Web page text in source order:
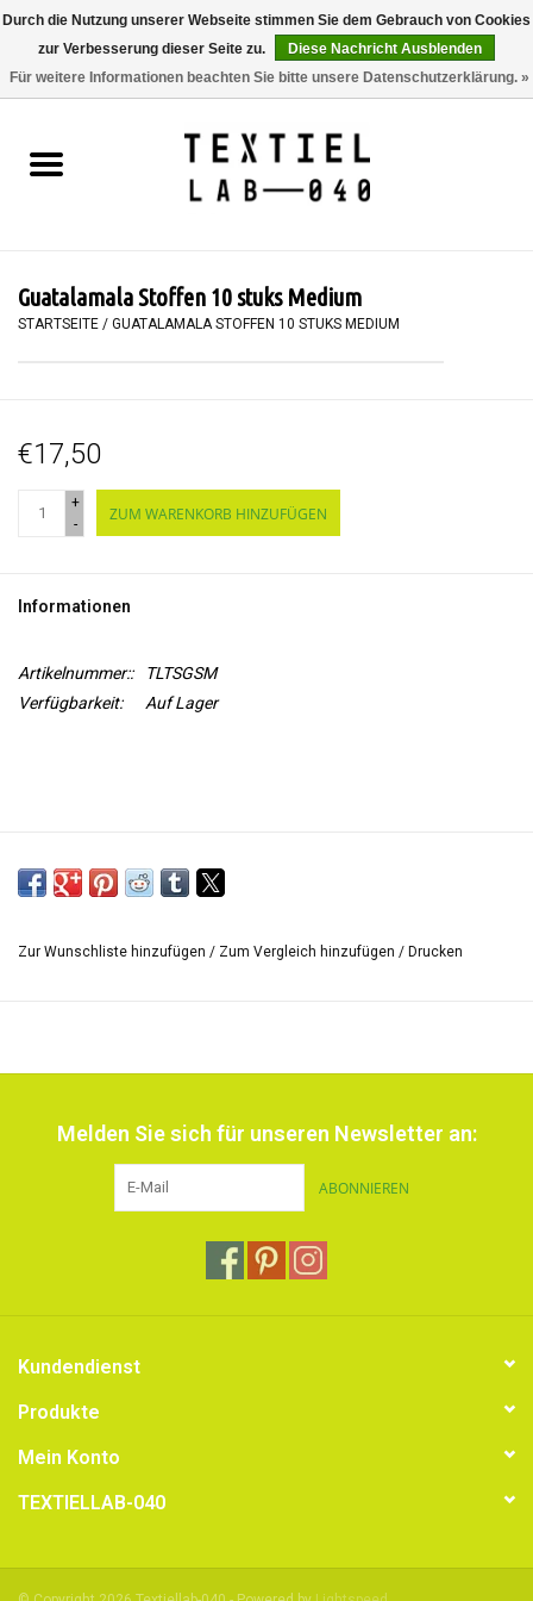
0 Artikel - €0,00
BÜCHER
MALEN
WORKSHOPS
SPECIALS
Guatalamala Stoffen 10 stuks Medium
STARTSEITE / GUATALAMALA STOFFEN 10 STUKS MEDIUM
€17,50
+
-
ZUM WARENKORB HINZUFÜGEN
Informationen
Artikelnummer::
TLTSGSM
Verfügbarkeit:
Auf Lager
Zur Wunschliste hinzufügen / Zum Vergleich hinzufügen / Drucken
Melden Sie sich für unseren Newsletter an:
ABONNIEREN
Kundendienst
Produkte
Mein Konto
TEXTIELLAB-040
Durch die Nutzung unserer Webseite stimmen Sie dem Gebrauch von Cookies
zur Verbesserung dieser Seite zu.
Diese Nachricht Ausblenden
Für weitere Informationen beachten Sie bitte unsere Datenschutzerklärung. »